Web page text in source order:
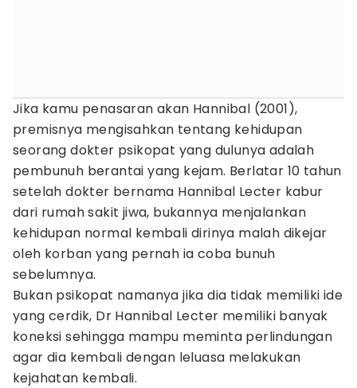
Jika kamu penasaran akan Hannibal (2001),
premisnya mengisahkan tentang kehidupan
seorang dokter psikopat yang dulunya adalah
pembunuh berantai yang kejam. Berlatar 10 tahun
setelah dokter bernama Hannibal Lecter kabur
dari rumah sakit jiwa, bukannya menjalankan
kehidupan normal kembali dirinya malah dikejar
oleh korban yang pernah ia coba bunuh
sebelumnya.
Bukan psikopat namanya jika dia tidak memiliki ide
yang cerdik, Dr Hannibal Lecter memiliki banyak
koneksi sehingga mampu meminta perlindungan
agar dia kembali dengan leluasa melakukan
kejahatan kembali.